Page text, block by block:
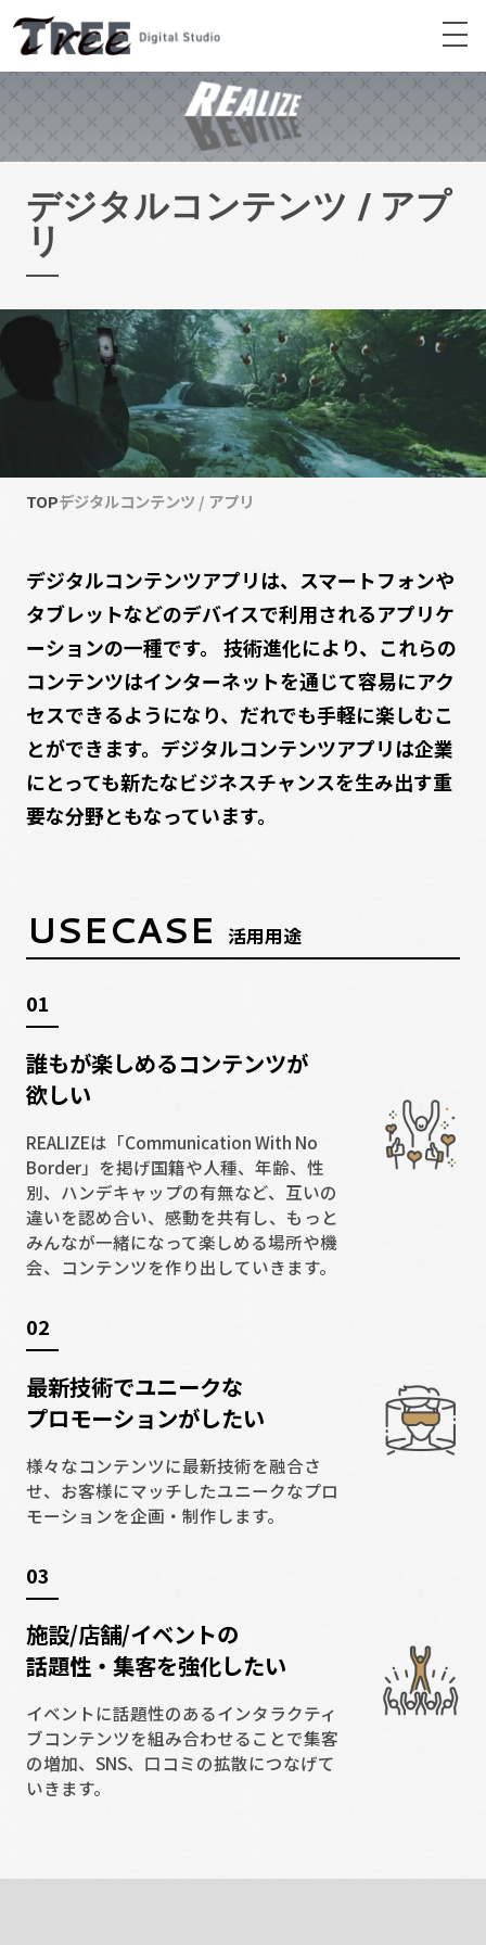
デジタルコンテンツ / アプ
リ
TOPデジタルコンテンツ / アプリ
デジタルコンテンツアプリは、スマートフォンや
タブレットなどのデバイスで利用されるアプリケ
ーションの一種です。 技術進化により、これらの
コンテンツはインターネットを通じて容易にアク
セスできるようになり、だれでも手軽に楽しむこ
とができます。デジタルコンテンツアプリは企業
にとっても新たなビジネスチャンスを生み出す重
要な分野ともなっています。
USECASE 活用用途
01
誰もが楽しめるコンテンツが
欲しい
REALIZEは「Communication With No
Border」を掲げ国籍や⼈種、年齢、性
別、ハンデキャップの有無など、互いの
違いを認め合い、感動を共有し、もっと
みんなが⼀緒になって楽しめる場所や機
会、コンテンツを作り出していきます。
02
最新技術でユニークな
プロモーションがしたい
様々なコンテンツに最新技術を融合さ
せ、お客様にマッチしたユニークなプロ
モーションを企画‧制作します。
03
施設/店舗/イベントの
話題性・集客を強化したい
イベントに話題性のあるインタラクティ
ブコンテンツを組み合わせることで集客
の増加、SNS、⼝コミの拡散につなげて
いきます。